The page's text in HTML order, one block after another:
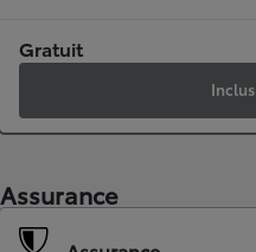
Gratuit
Inclus
Assurance